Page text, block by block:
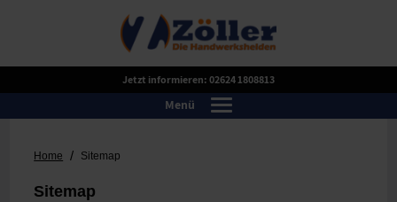
Jetzt informieren: 02624 1808813
Toggle navigation
Menü
Home / Sitemap
Sitemap